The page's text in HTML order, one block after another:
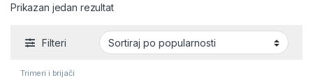
Prikazan jedan rezultat
Filteri
Trimeri i brijači